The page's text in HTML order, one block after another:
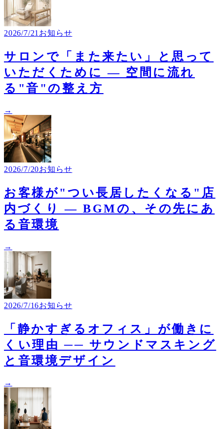
2026/7/21 お知らせ
サロンで「また来たい」と思って
いただくために ― 空間に流れ
る"音"の整え方
→
2026/7/20お知らせ
お客様が"つい長居したくなる"店
内づくり ― BGMの、その先にあ
る音環境
→
2026/7/16お知らせ
「静かすぎるオフィス」が働きに
くい理由 ── サウンドマスキング
と音環境デザイン
→